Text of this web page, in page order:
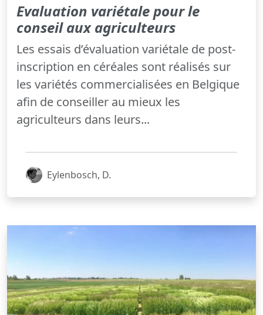
Evaluation variétale pour le
conseil aux agriculteurs
Les essais d’évaluation variétale de post-
inscription en céréales sont réalisés sur
les variétés commercialisées en Belgique
afin de conseiller au mieux les
agriculteurs dans leurs...
Eylenbosch, D.